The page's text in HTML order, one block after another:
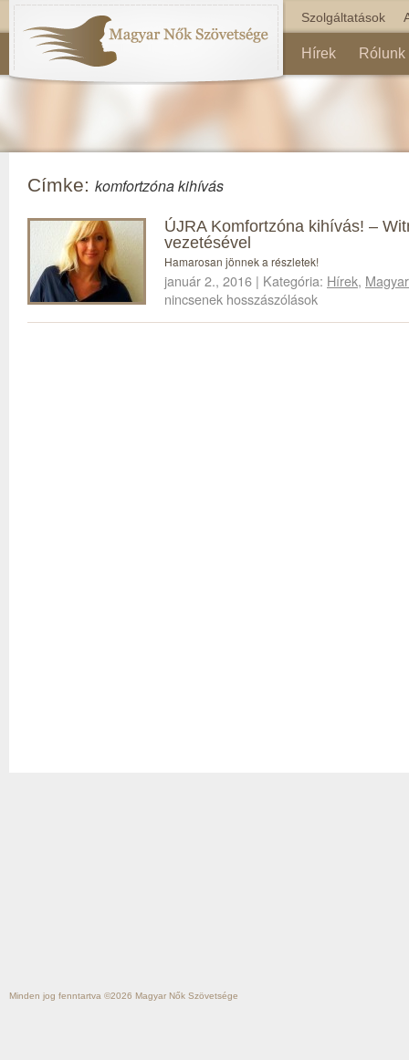
Szolgáltatások
Hírek Rólunk
Címke: komfortzóna kihívás
ÚJRA Komfortzóna kihívás! –
vezetésével
Hamarosan jönnek a részletek!
január 2., 2016 | Kategória: Hírek,
nincsenek hosszászólások
Minden jog fenntartva ©2026 Magyar Nők Szövetsége